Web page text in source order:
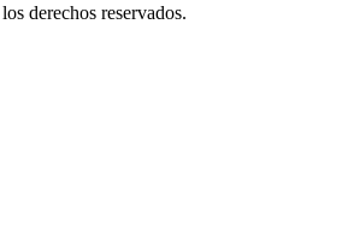
derechos reservados.